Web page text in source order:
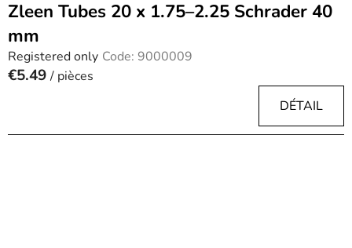
Zleen Tubes 20 x 1.75–2.25 Schrader 40
mm
Registered only Code: 9000009
€5.49 / pièces
DÉTAIL